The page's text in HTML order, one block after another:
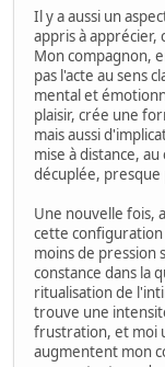
Il y a aussi un
appris à apprécier,
Mon compagnon,
pas l'acte au sens
mental et
plaisir, crée une
mais aussi
mise à distance,
décuplée, presque
Une nouvelle fois,
cette configuration
moins de pression
constance dans la
ritualisation de
trouve une
frustration, et moi
augmentent mon